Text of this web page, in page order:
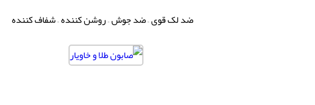
ضد لک قوی – ضد جوش – روشن کننده – شفاف کننده